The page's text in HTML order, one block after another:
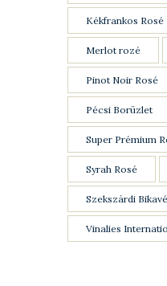
Kékfrankos Rosé
Merlot rozé
Pinot Noir Rosé
Pécsi Borüzlet
Super Prémium
Syrah Rosé
Szekszárdi
Vinalies